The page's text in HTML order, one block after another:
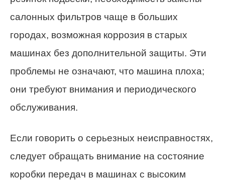
салонных фильтров чаще в больших
городах, возможная коррозия в старых
машинах без дополнительной защиты. Эти
проблемы не означают, что машина плоха;
они требуют внимания и периодического
обслуживания.
Если говорить о серьезных неисправностях,
следует обращать внимание на состояние
коробки передач в машинах с высоким